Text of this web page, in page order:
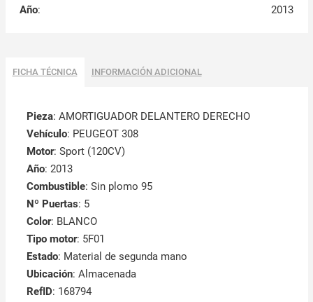
Año: 2013
FICHA TÉCNICA INFORMACIÓN ADICIONAL
Pieza: AMORTIGUADOR DELANTERO DERECHO
Vehículo: PEUGEOT 308
Motor: Sport (120CV)
Año: 2013
Combustible: Sin plomo 95
Nº Puertas: 5
Color: BLANCO
Tipo motor: 5F01
Estado: Material de segunda mano
Ubicación: Almacenada
RefID: 168794